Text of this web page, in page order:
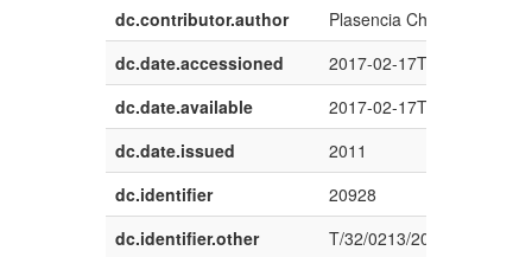
dc.contributor.author
Plasencia Chinchay,
dc.date.accessioned
2017-02-17T11:43:22Z
dc.date.available
2017-02-17T11:43:22Z
dc.date.issued
2011
dc.identifier
20928
dc.identifier.other
T/32/0213/2011